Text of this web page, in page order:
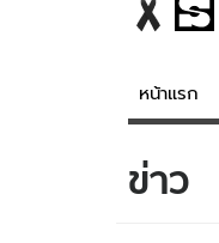
หน้าแรก
ข่าว
ข่าว